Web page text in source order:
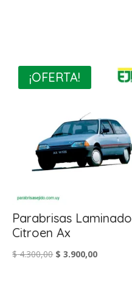
¡OFERTA!
Parabrisas Laminado
Citroen Ax
$4.300,00 El
$ 3.900,00El